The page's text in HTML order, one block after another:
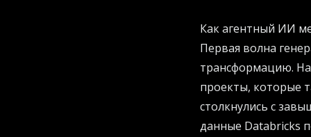
Как агентный ИИ
Первая волна
трансформацию.
проекты, которые
столкнулись с
данные Databricks